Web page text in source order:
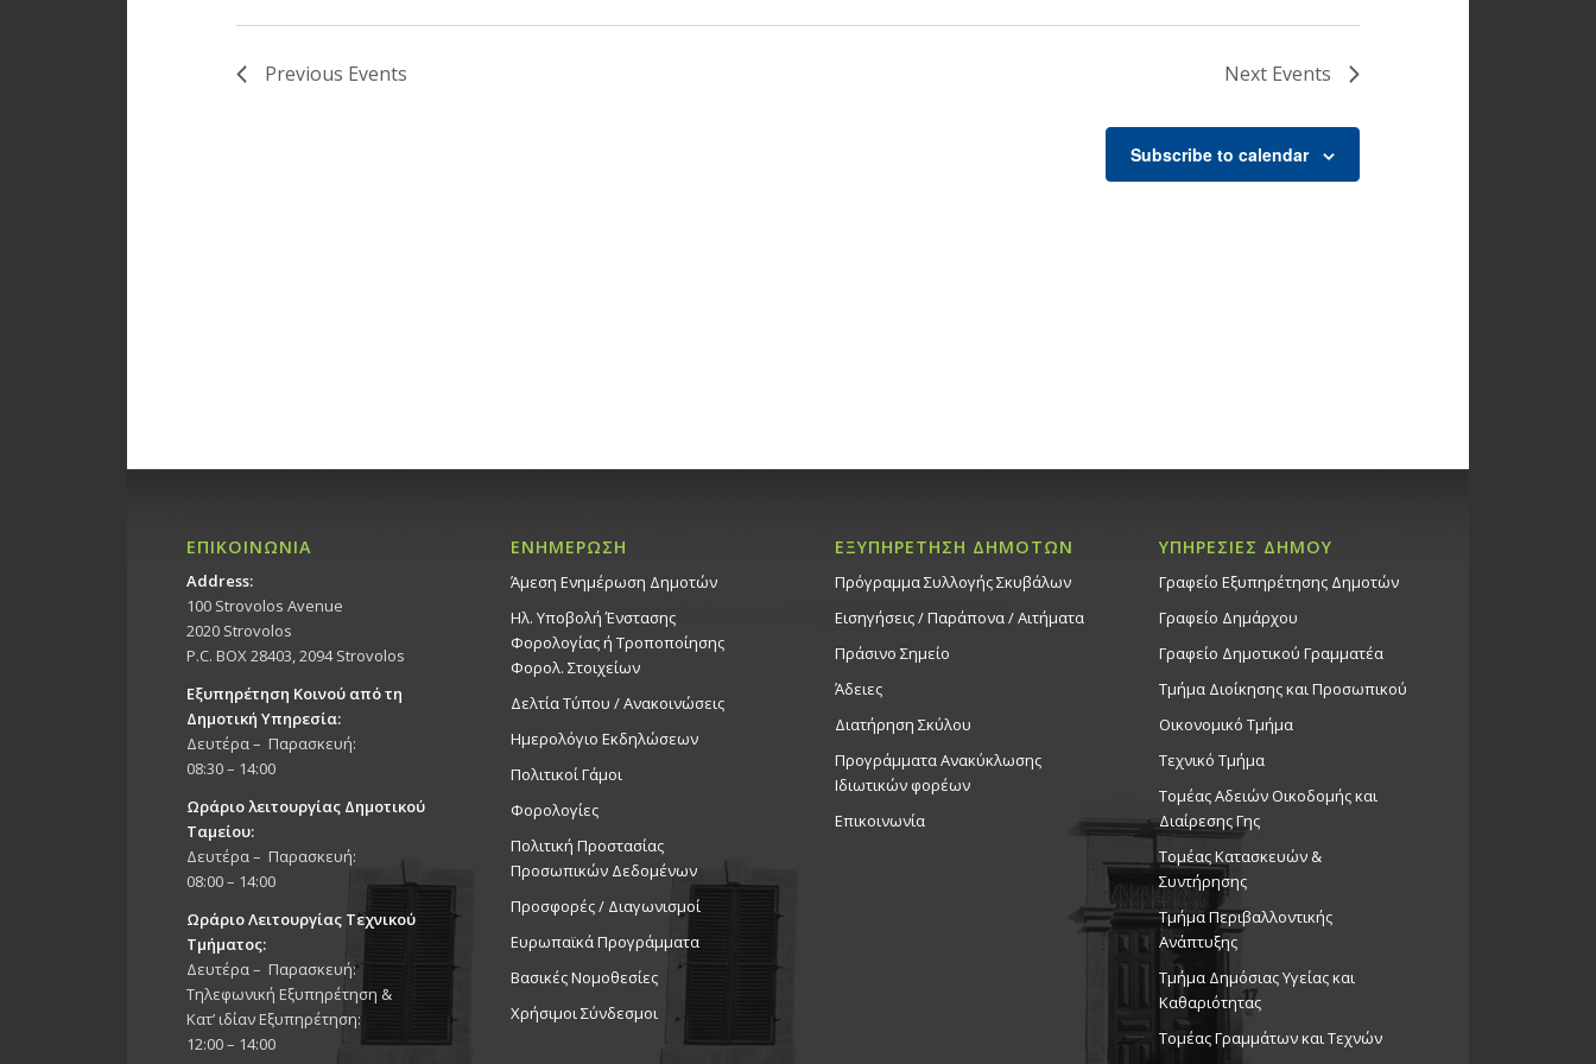
Previous Events Next Events
Subscribe to calendar
ΕΠΙΚΟΙΝΩΝΙΑ
Address:
100 Strovolos Avenue
2020 Strovolos
P.C. BOX 28403, 2094 Strovolos
Εξυπηρέτηση Κοινού από τη
Δημοτική Υπηρεσία:
Δευτέρα – Παρασκευή:
08:30 – 14:00
Ωράριο λειτουργίας Δημοτικού
Ταμείου:
Δευτέρα – Παρασκευή:
08:00 – 14:00
Ωράριο Λειτουργίας Τεχνικού
Τμήματος:
Δευτέρα – Παρασκευή:
Τηλεφωνική Εξυπηρέτηση &
Κατ’ ιδίαν Εξυπηρέτηση:
12:00 – 14:00
ΕΝΗΜΕΡΩΣΗ
Άμεση Ενημέρωση Δημοτών
Ηλ. Υποβολή Ένστασης
Φορολογίας ή Τροποποίησης
Φορολ. Στοιχείων
Δελτία Τύπου / Ανακοινώσεις
Ημερολόγιο Εκδηλώσεων
Πολιτικοί Γάμοι
Φορολογίες
Πολιτική Προστασίας
Προσωπικών Δεδομένων
Προσφορές / Διαγωνισμοί
Ευρωπαϊκά Προγράμματα
Βασικές Νομοθεσίες
Χρήσιμοι Σύνδεσμοι
ΕΞΥΠΗΡΕΤΗΣΗ ΔΗΜΟΤΩΝ
Πρόγραμμα Συλλογής Σκυβάλων
Εισηγήσεις / Παράπονα / Αιτήματα
Πράσινο Σημείο
Άδειες
Διατήρηση Σκύλου
Προγράμματα Ανακύκλωσης
Ιδιωτικών φορέων
Επικοινωνία
ΥΠΗΡΕΣΙΕΣ ΔΗΜΟΥ
Γραφείο Εξυπηρέτησης Δημοτών
Γραφείο Δημάρχου
Γραφείο Δημοτικού Γραμματέα
Τμήμα Διοίκησης και Προσωπικού
Οικονομικό Τμήμα
Τεχνικό Τμήμα
Τομέας Αδειών Οικοδομής και
Διαίρεσης Γης
Τομέας Κατασκευών &
Συντήρησης
Τμήμα Περιβαλλοντικής
Ανάπτυξης
Tμήμα Δημόσιας Υγείας και
Καθαριότητας
Τομέας Γραμμάτων και Τεχνών